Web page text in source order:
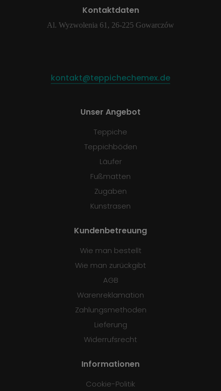
Kontaktdaten
Al. Wyzwolenia 61, 26-225 Gowarczów
kontakt@teppichechemex.de
Unser Angebot
Teppiche
Teppichböden
Läufer
Fußmatten
Zugaben
Kunstrasen
Kundenbetreuung
Wie man bestellt
Wie man zurückgibt
AGB
Warenreklamation
Zahlungsmethoden
Lieferung
Widerrufsrecht
Informationen
Cookie-Politik